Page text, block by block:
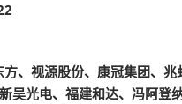
方、视源股份、康冠集团、
吴光电、福建和达、冯阿